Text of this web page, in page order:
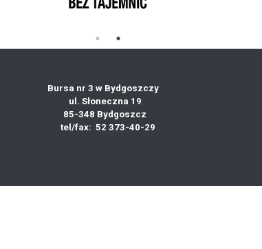
Bursa nr 3 w Bydgoszczy
ul. Słoneczna 19
85-348 Bydgoszcz
tel/fax: 52 373-40-29